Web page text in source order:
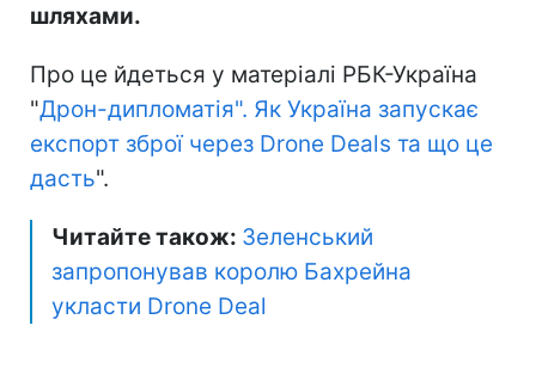
шляхами.
Про це йдеться у матеріалі РБК-Україна
"Дрон-дипломатія". Як Україна запускає
експорт зброї через Drone Deals та що це
дасть".
Читайте також: Зеленський
запропонував королю Бахрейна
укласти Drone Deal